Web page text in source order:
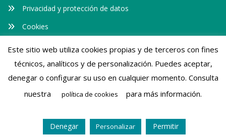
Privacidad y protección de datos
Cookies
Somos transparentes
Este sitio web utiliza cookies propias y de terceros con fines
técnicos, analíticos y de personalización. Puedes aceptar,
denegar o configurar su uso en cualquier momento. Consulta
nuestra
política de cookies para más información.
Denegar Personalizar Permitir